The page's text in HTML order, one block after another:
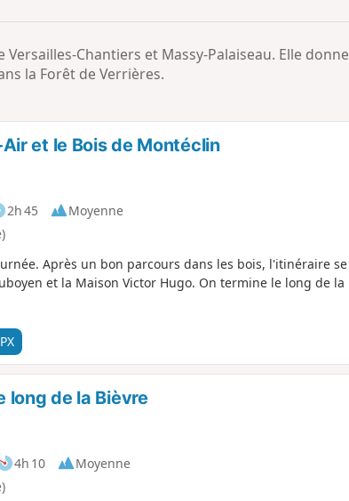
Chantiers et Massy-Palaiseau. Elle
la Forêt de Verrières.
et le Bois de Montéclin
2h 45
Moyenne
Après un bon parcours dans les bois, l'itinéraire
et la Maison Victor Hugo. On termine le long de la
long de la Bièvre
4h 10
Moyenne